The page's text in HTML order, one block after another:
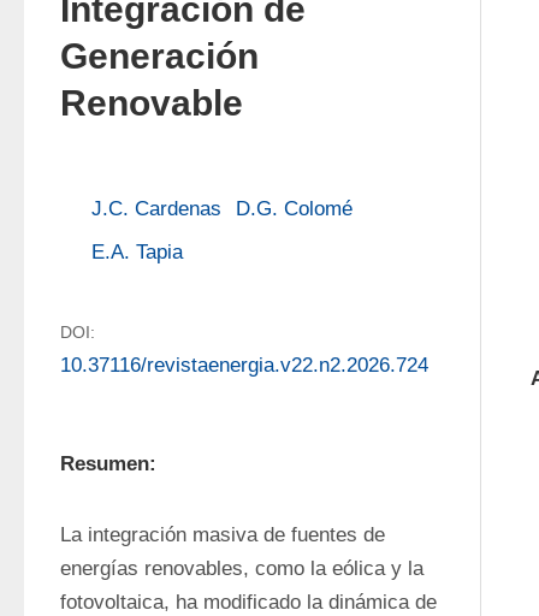
Integración de
Generación
Renovable
J.C. Cardenas
D.G. Colomé
E.A. Tapia
DOI:
10.37116/revistaenergia.v22.n2.2026.724
Resumen:
La integración masiva de fuentes de
energías renovables, como la eólica y la
fotovoltaica, ha modificado la dinámica de